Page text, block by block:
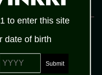
off-trade
to enter this site
date of birth
YYYY